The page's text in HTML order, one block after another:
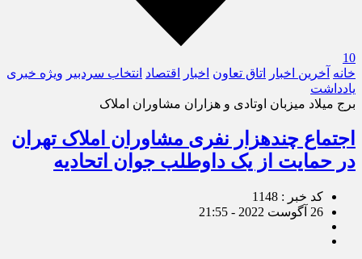
10
خانه آخرین اخبار اتاق تعاون اخبار اقتصاد انتخاب سردبیر ویژه خبری
یادداشت
برج میلاد میزبان اوتادی و هزاران مشاوران املاک
اجتماع چندهزار نفری مشاوران املاک تهران
در حمایت از یک داوطلب جوان اتحادیه
کد خبر : 1148
26 آگوست 2022 - 21:55